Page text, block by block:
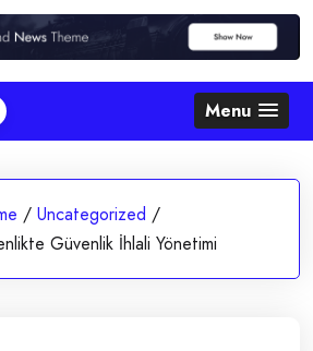
Menu
/ Uncategorized /
Güvenlik İhlali Yönetimi